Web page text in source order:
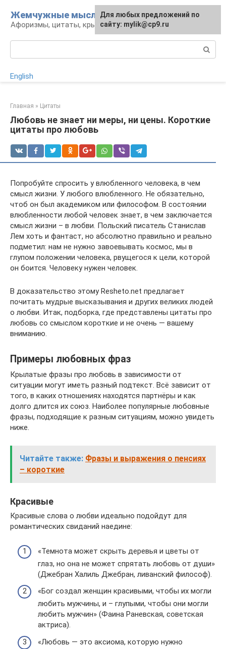
контенту
Жемчужные мысли
Афоризмы, цитаты, крылатые фразы
English
Главная » Цитаты
Любовь не знает ни меры, ни цены. Короткие
цитаты про любовь
Попробуйте спросить у влюбленного человека, в чем
смысл жизни. У любого влюбленного. Не обязательно,
чтоб он был академиком или философом. В состоянии
влюбленности любой человек знает, в чем заключается
смысл жизни – в любви. Польский писатель Станислав
Лем хоть и фантаст, но абсолютно правильно и реально
подметил: нам не нужно завоевывать космос, мы в
глупом положении человека, рвущегося к цели, которой
он боится. Человеку нужен человек.
В доказательство этому Resheto.net предлагает
почитать мудрые высказывания и других великих людей
о любви. Итак, подборка, где представлены цитаты про
любовь со смыслом короткие и не очень — вашему
вниманию.
Примеры любовных фраз
Крылатые фразы про любовь в зависимости от
ситуации могут иметь разный подтекст. Всё зависит от
того, в каких отношениях находятся партнёры и как
долго длится их союз. Наиболее популярные любовные
фразы, подходящие к разным ситуациям, можно увидеть
ниже.
Читайте также: Фразы и выражения о пенсиях
– короткие
Красивые
Красивые слова о любви идеально подойдут для
романтических свиданий наедине:
«Темнота может скрыть деревья и цветы от
глаз, но она не может спрятать любовь от души»
(Джебран Халиль Джебран, ливанский философ).
«Бог создал женщин красивыми, чтобы их могли
любить мужчины, и – глупыми, чтобы они могли
любить мужчин» (Фаина Раневская, советская
актриса).
«Любовь — это аксиома, которую нужно
Для любых предложений по
сайту: mylik@cp9.ru